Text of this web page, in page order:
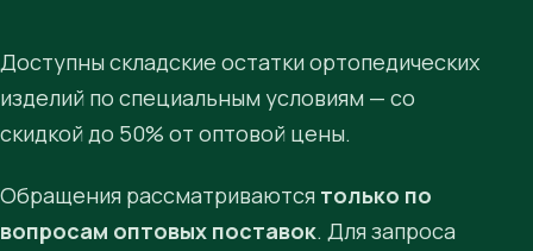
Доступны складские остатки ортопедических
изделий по специальным условиям — со
скидкой до 50% от оптовой цены.
Обращения рассматриваются только по
вопросам оптовых поставок. Для запроса